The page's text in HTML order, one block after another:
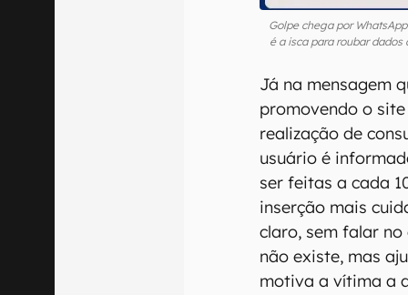
Golpe chega por
é a isca para roubar
Já na mensagem
promovendo o
realização de
usuário é
ser feitas a cada
inserção mais
claro, sem falar
não existe, mas
motiva a vítima a